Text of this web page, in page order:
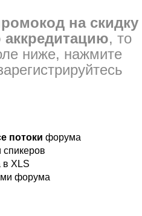
на скидку
, то
ниже, нажмите
потоки форума
спикеров
в XLS
форума